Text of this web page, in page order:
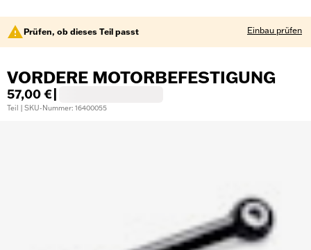
Prüfen, ob dieses Teil passt Einbau prüfen
VORDERE MOTORBEFESTIGUNG
57,00 €
Teil | SKU-Nummer: 16400055